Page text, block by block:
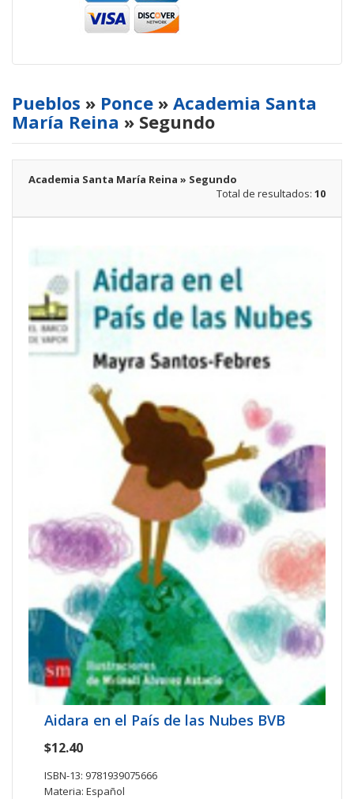
Pueblos » Ponce » Academia Santa
María Reina » Segundo
Academia Santa María Reina » Segundo
Total de resultados: 10
Aidara en el País de las Nubes BVB
$12.40
ISBN-13: 9781939075666
Materia: Español